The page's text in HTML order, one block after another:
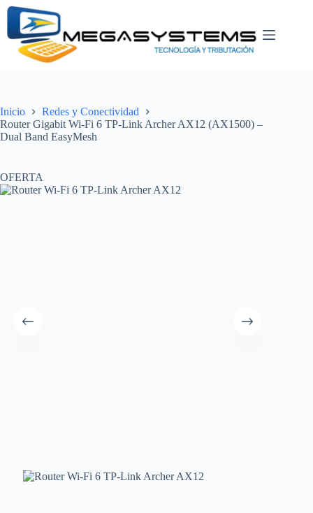
Saltar
contenido
Inicio
Redes y Conectividad
Router Gigabit Wi-Fi 6 TP-Link Archer AX12 (AX1500) –
Dual Band EasyMesh
OFERTA